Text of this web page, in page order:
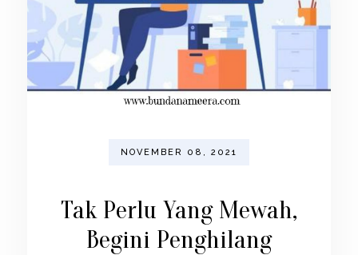
NOVEMBER 08, 2021
Tak Perlu Yang Mewah,
Begini Penghilang